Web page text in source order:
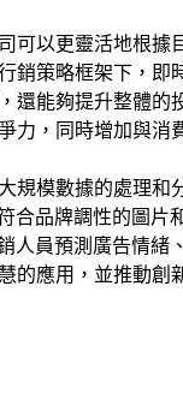
可以更靈活地根據
銷策略框架下，即
還能夠提升整體的
力，同時增加與消
規模數據的處理和
合品牌調性的圖片
人員預測廣告情緒
的應用，並推動創